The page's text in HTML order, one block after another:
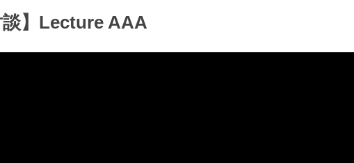
談】Lecture AAA